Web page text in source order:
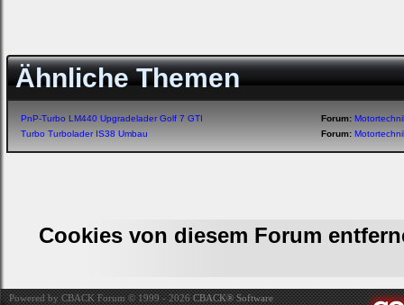
Ähnliche Themen
PnP-Turbo LM440 Upgradelader Golf 7 GTI Forum:
Turbo Turbolader IS38 Umbau
Forum:
Cookies von diesem Forum
Powered by CBACK Forum © 1999 - 2026CBACK® Software